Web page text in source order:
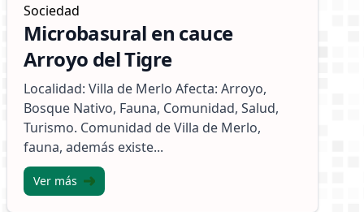
Sociedad
Microbasural en cauce
Arroyo del Tigre
Localidad: Villa de Merlo Afecta: Arroyo,
Bosque Nativo, Fauna, Comunidad, Salud,
Turismo. Comunidad de Villa de Merlo,
fauna, además existe...
Ver más